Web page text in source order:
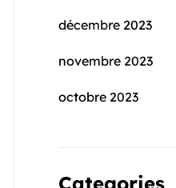
décembre 2023
novembre 2023
octobre 2023
Categories